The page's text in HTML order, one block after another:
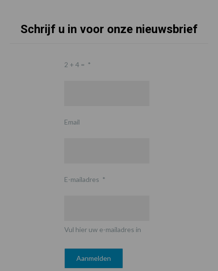
Schrijf u in voor onze nieuwsbrief
2 + 4 = *
Email
E-mailadres *
Vul hier uw e-mailadres in